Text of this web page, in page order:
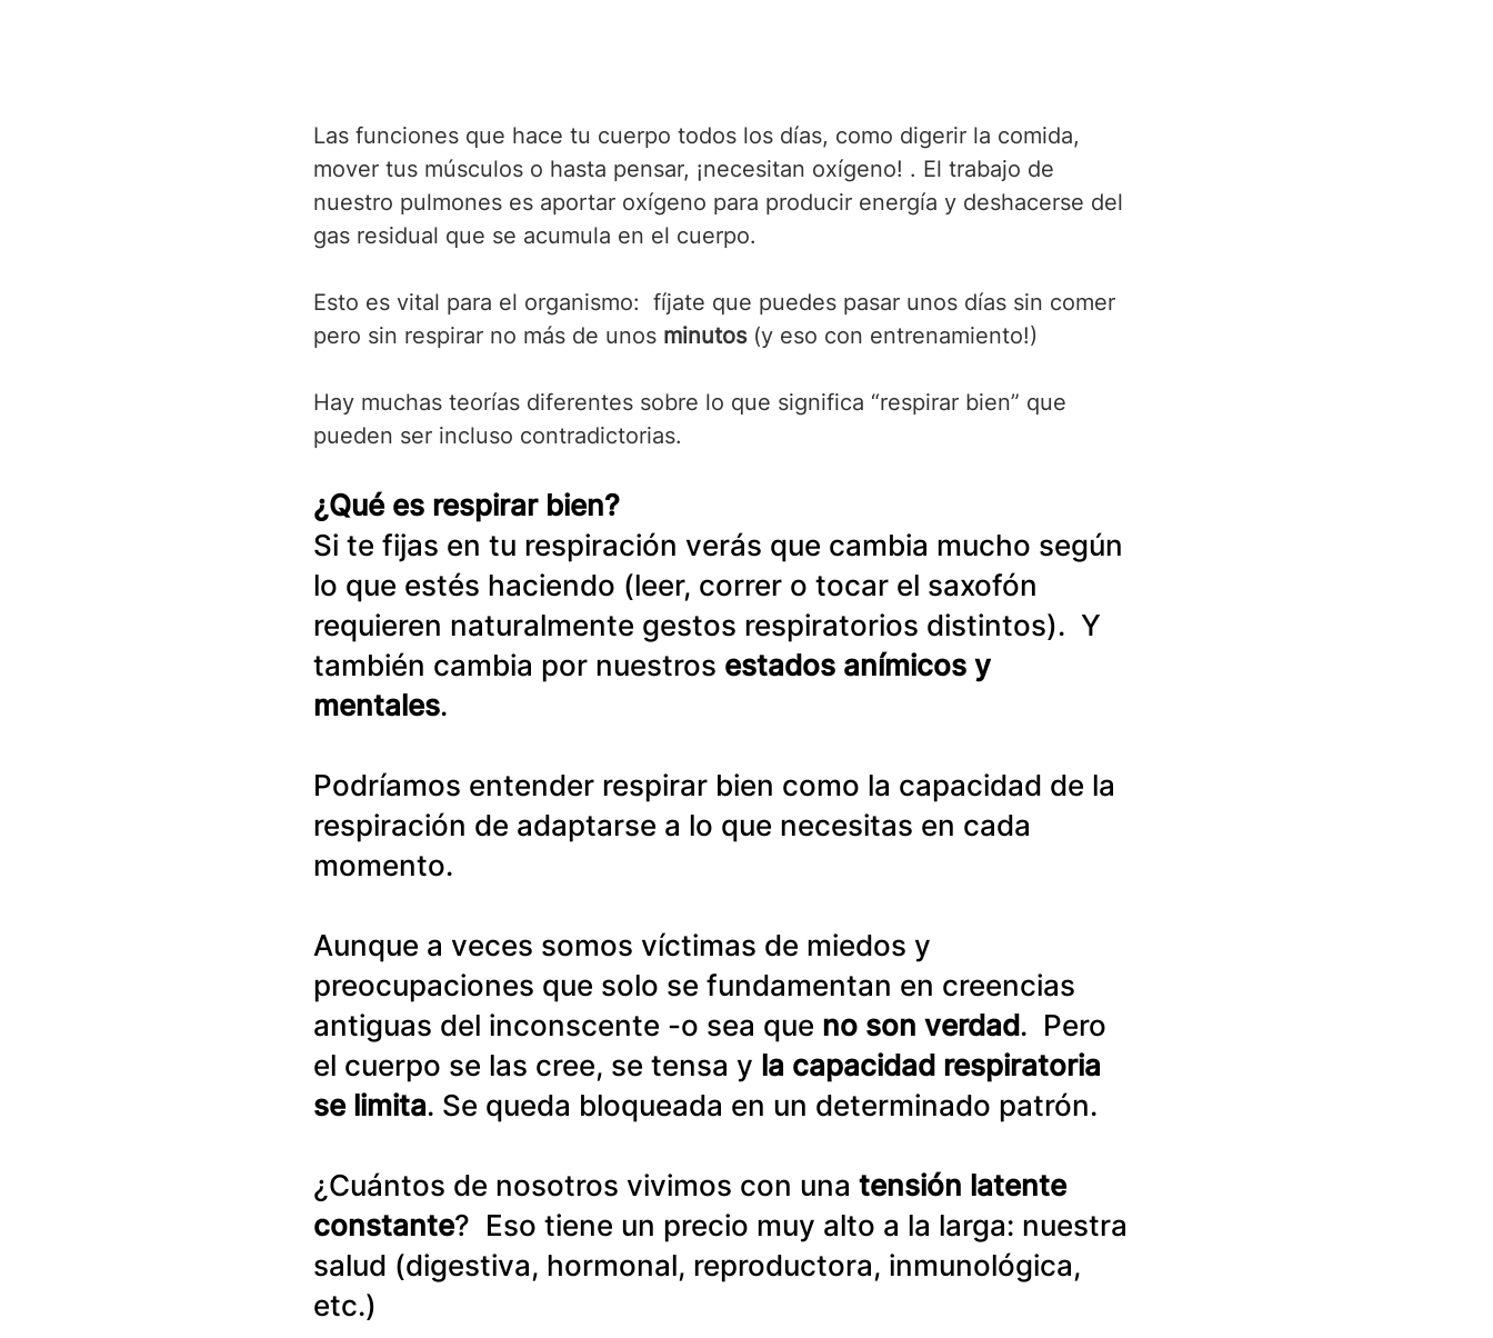
Las funciones que hace tu cuerpo todos los días, como digerir la comida,
mover tus músculos o hasta pensar, ¡necesitan oxígeno! . El trabajo de
nuestro pulmones es aportar oxígeno para producir energía y deshacerse del
gas residual que se acumula en el cuerpo.
Esto es vital para el organismo:  fíjate que puedes pasar unos días sin comer
pero sin respirar no más de unos minutos (y eso con entrenamiento!)
Hay muchas teorías diferentes sobre lo que significa “respirar bien” que
pueden ser incluso contradictorias.
¿Qué es respirar bien?
Si te fijas en tu respiración verás que cambia mucho según
lo que estés haciendo (leer, correr o tocar el saxofón
requieren naturalmente gestos respiratorios distintos).  Y
también cambia por nuestros estados anímicos y
mentales.
Podríamos entender respirar bien como la capacidad de la
respiración de adaptarse a lo que necesitas en cada
momento.
Aunque a veces somos víctimas de miedos y
preocupaciones que solo se fundamentan en creencias
antiguas del inconscente -o sea que no son verdad.  Pero
el cuerpo se las cree, se tensa y la capacidad respiratoria
se limita. Se queda bloqueada en un determinado patrón.
¿Cuántos de nosotros vivimos con una tensión latente
constante?  Eso tiene un precio muy alto a la larga: nuestra
salud (digestiva, hormonal, reproductora, inmunológica,
etc.)